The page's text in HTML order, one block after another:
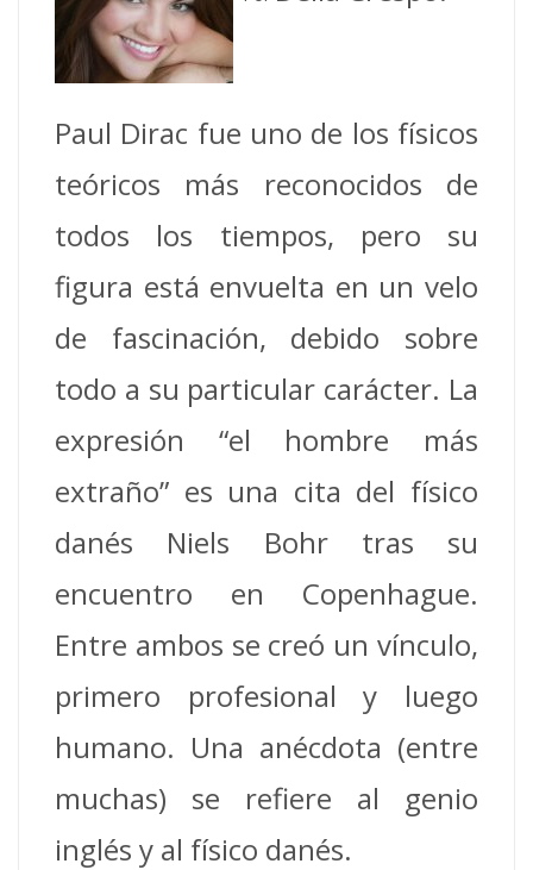
Paul Dirac fue uno de los físicos
teóricos más reconocidos de
todos los tiempos, pero su
figura está envuelta en un velo
de fascinación, debido sobre
todo a su particular carácter. La
expresión “el hombre más
extraño” es una cita del físico
danés Niels Bohr tras su
encuentro en Copenhague.
Entre ambos se creó un vínculo,
primero profesional y luego
humano. Una anécdota (entre
muchas) se refiere al genio
inglés y al físico danés.